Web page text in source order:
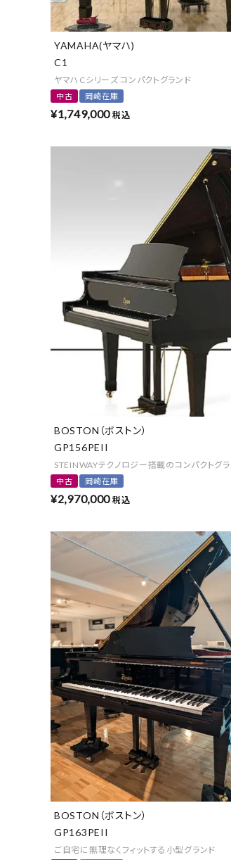
YAMAHA(ヤマハ)
C1
ヤマハCシリーズ コンパクトグランド
中古 岡崎在庫
¥1,749,000 税込
BOSTON（ボストン）
GP156PEII
STEINWAYテクノロジー搭載のコンパクトグラ
中古 岡崎在庫
¥2,970,000 税込
BOSTON（ボストン）
GP163PEII
ご自宅に無理なくフィットする小型グランド